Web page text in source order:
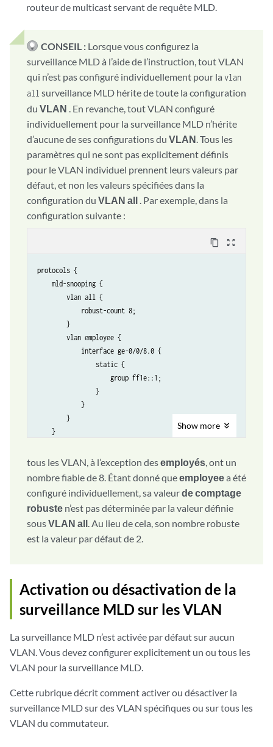
routeur de multicast servant de requête MLD.
CONSEIL : Lorsque vous configurez la
surveillance MLD à l’aide de l’instruction, tout VLAN
qui n’est pas configuré individuellement pour la vlan
all surveillance MLD hérite de toute la configuration
du VLAN . En revanche, tout VLAN configuré
individuellement pour la surveillance MLD n’hérite
d’aucune de ses configurations du VLAN. Tous les
paramètres qui ne sont pas explicitement définis
pour le VLAN individuel prennent leurs valeurs par
défaut, et non les valeurs spécifiées dans la
configuration du VLAN all . Par exemple, dans la
configuration suivante :
content_copy zoom_out_map
protocols {
    mld-snooping {
        vlan all {
            robust-count 8;
        }
        vlan employee {
            interface ge-0/0/8.0 {
                static {
                    group ff1e::1;
                }
            }
        }
    }
Show more
tous les VLAN, à l’exception desemployés, ont un
nombre fiable de 8. Étant donné queemployeea été
configuré individuellement, sa valeurde comptage
robuste n’est pas déterminée par la valeur définie
sousVLAN all. Au lieu de cela, son nombre robuste
est la valeur par défaut de 2.
Activation ou désactivation de la
surveillance MLD sur les VLAN
La surveillance MLD n’est activée par défaut sur aucun
VLAN. Vous devez configurer explicitement un ou tous les
VLAN pour la surveillance MLD.
Cette rubrique décrit comment activer ou désactiver la
surveillance MLD sur des VLAN spécifiques ou sur tous les
VLAN du commutateur.